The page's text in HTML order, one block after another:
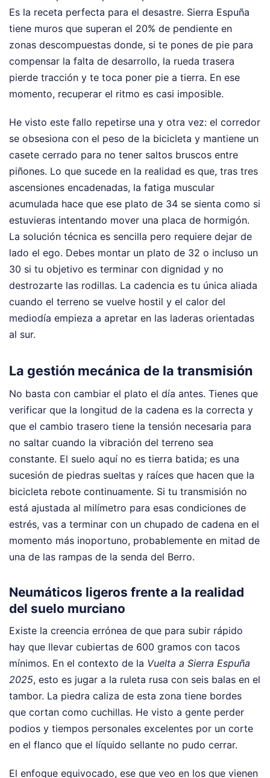
Es la receta perfecta para el desastre. Sierra Espuña
tiene muros que superan el 20% de pendiente en
zonas descompuestas donde, si te pones de pie para
compensar la falta de desarrollo, la rueda trasera
pierde tracción y te toca poner pie a tierra. En ese
momento, recuperar el ritmo es casi imposible.
He visto este fallo repetirse una y otra vez: el corredor
se obsesiona con el peso de la bicicleta y mantiene un
casete cerrado para no tener saltos bruscos entre
piñones. Lo que sucede en la realidad es que, tras tres
ascensiones encadenadas, la fatiga muscular
acumulada hace que ese plato de 34 se sienta como si
estuvieras intentando mover una placa de hormigón.
La solución técnica es sencilla pero requiere dejar de
lado el ego. Debes montar un plato de 32 o incluso un
30 si tu objetivo es terminar con dignidad y no
destrozarte las rodillas. La cadencia es tu única aliada
cuando el terreno se vuelve hostil y el calor del
mediodía empieza a apretar en las laderas orientadas
al sur.
La gestión mecánica de la transmisión
No basta con cambiar el plato el día antes. Tienes que
verificar que la longitud de la cadena es la correcta y
que el cambio trasero tiene la tensión necesaria para
no saltar cuando la vibración del terreno sea
constante. El suelo aquí no es tierra batida; es una
sucesión de piedras sueltas y raíces que hacen que la
bicicleta rebote continuamente. Si tu transmisión no
está ajustada al milímetro para esas condiciones de
estrés, vas a terminar con un chupado de cadena en el
momento más inoportuno, probablemente en mitad de
una de las rampas de la senda del Berro.
Neumáticos ligeros frente a la realidad
del suelo murciano
Existe la creencia errónea de que para subir rápido
hay que llevar cubiertas de 600 gramos con tacos
mínimos. En el contexto de la Vuelta a Sierra Espuña
2025, esto es jugar a la ruleta rusa con seis balas en el
tambor. La piedra caliza de esta zona tiene bordes
que cortan como cuchillas. He visto a gente perder
podios y tiempos personales excelentes por un corte
en el flanco que el líquido sellante no pudo cerrar.
El enfoque equivocado, ese que veo en los que vienen